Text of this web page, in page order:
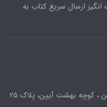
ارسال سریع کتاب به
، کوچه بهشت آیین، پلاک 25